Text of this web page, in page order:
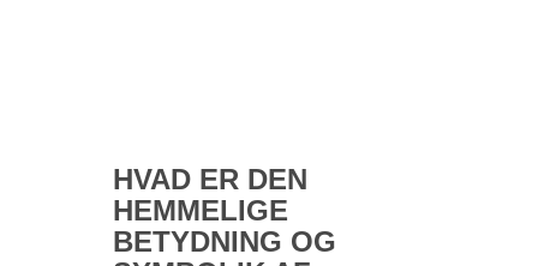
HVAD ER DEN
HEMMELIGE
BETYDNING OG